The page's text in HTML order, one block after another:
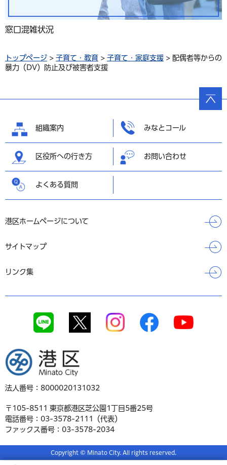
窓口混雑状況
トップページ > 子育て・教育 > 子育て・家庭支援 > 配偶者等からの
暴力（DV）防止及び被害者支援
組織案内 みなとコール
区役所への行き方 お問い合わせ
よくある質問
港区ホームページについて
サイトマップ
リンク集
港区
法人番号：8000020131032
〒105-8511 東京都港区芝公園1丁目5番25号
電話番号：03-3578-2111（代表）
ファックス番号：03-3578-2034
ページ
の先頭
Copyright © Minato City. All rights reserved.